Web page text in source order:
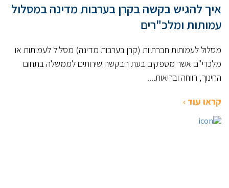
איך להגיש בקשה בקרן בערבות מדינה במסלול
עמותות ומלכ"רים
מסלול לעמותות חברתיות (קרן בערבות מדינה) מסלול לעמותות או
מלכרי"ם אשר מספקים בעת הבקשה שירותים לממשלה בתחום
החינוך, רווחה ובריאות....
קראו עוד ›